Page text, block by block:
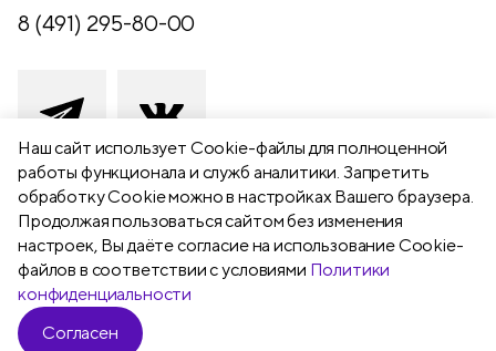
Наш сайт использует Сookie-файлы для полноценной
работы функционала и служб аналитики. Запретить
обработку Cookie можно в настройках Вашего браузера.
Продолжая пользоваться сайтом без изменения
настроек, Вы даёте согласие на использование Cookie-
файлов в соответствии с условиями Политики
конфиденциальности
Согласен
Обратная связь
Канцелярские принадлежности
Чертежные принадлежности
Хобби и творчество
Презентационное оборудование
Школьный текстиль
Бумажная продукция
8 (491) 295-80-00
391111 Рязанская обл., Рыбновский р-
н,
г. Рыбное, ул. Берёзовая, 13а